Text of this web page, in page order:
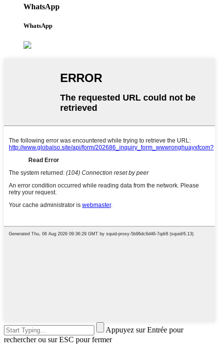
WhatsApp
WhatsApp
Appuyez sur Entrée pour
rechercher ou sur ESC pour fermer